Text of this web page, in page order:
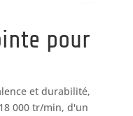
pour
et durabilité,
000 tr/min, d'un